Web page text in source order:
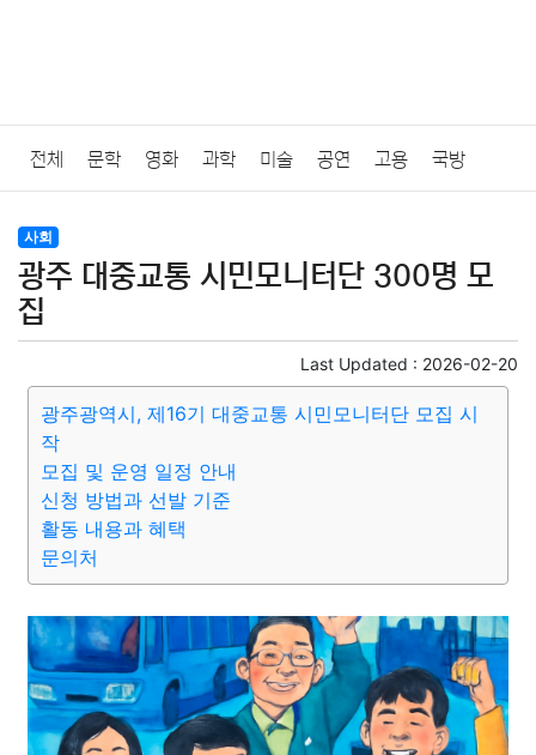
전체 문학 영화 과학 미술 공연 고용 국방
법률
질병 가요 방송 일상 주식 암호화폐 블록체인
미용 증권 인테리어
요리 상품리뷰 원예 금융 게임 스포츠 사진
대출 자동차 취미 여행
종교 사회
부동산 외국어 교육 교통 생활 기타
사회
광주 대중교통 시민모니터단 300명 모
집
Last Updated : 2026-02-20
광주광역시, 제16기 대중교통 시민모니터단 모집 시
작
모집 및 운영 일정 안내
신청 방법과 선발 기준
활동 내용과 혜택
문의처